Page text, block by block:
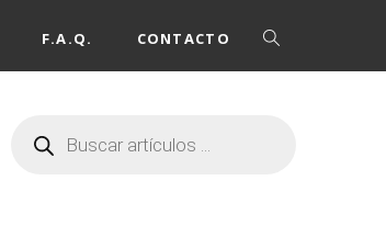
F.A.Q. CONTACTO